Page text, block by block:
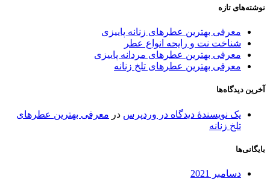
نوشته‌های تازه
معرفی بهترین عطرهای زنانه پاییزی
شناخت نت و رایحه انواع عطر
معرفی بهترین عطرهای مردانه پاییزی
معرفی بهترین عطرهای تلخ زنانه
آخرین دیدگاه‌ها
یک نویسندهٔ دیدگاه در وردپرس در معرفی بهترین عطرهای
تلخ زنانه
بایگانی‌ها
دسامبر 2021